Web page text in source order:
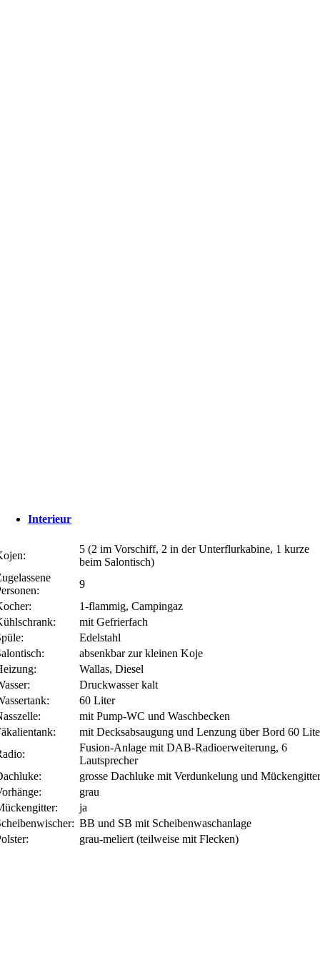
Interieur
5 (2 im Vorschiff, 2 in der Unterflurkabine, 1 kurze
beim Salontisch)
9
1-flammig, Campingaz
mit Gefrierfach
Edelstahl
absenkbar zur kleinen Koje
Wallas, Diesel
Druckwasser kalt
60 Liter
mit Pump-WC und Waschbecken
mit Decksabsaugung und Lenzung über Bord 60
Fusion-Anlage mit DAB-Radioerweiterung, 6
Lautsprecher
grosse Dachluke mit Verdunkelung und
grau
ja
BB und SB mit Scheibenwaschanlage
grau-meliert (teilweise mit Flecken)